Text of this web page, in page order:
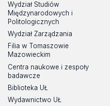
Wydział Studiów
Międzynarodowych i
Politologicznych
Wydział Zarządzania
Filia w Tomaszowie
Mazowieckim
Centra naukowe i zespoły
badawcze
Biblioteka UŁ
Wydawnictwo UŁ